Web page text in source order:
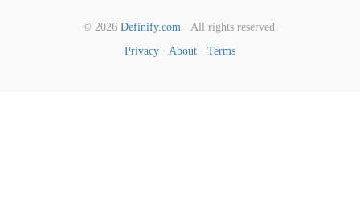
© 2026 Definify.com· All rights reserved.
Privacy · About · Terms